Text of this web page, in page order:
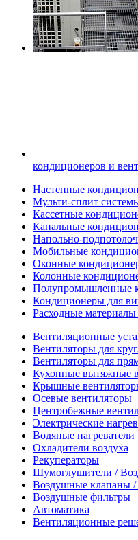
кондиционеров и
Настенные
Мульти-сплит
Кассетные
Канальные
Напольно-
Мобильные
Оконные
Колонные
Полупромышленные
Кондиционеры для
Расходные материалы
Вентиляционные
Вентиляторы для
Вентиляторы для
Кухонные вытяжные
Крышные
Осевые вентиляторы
Центробежные
Электрические
Водяные нагреватели
Охладители воздуха
Рекуператоры
Шумоглушители /
Воздушные клапаны
Воздушные фильтры
Автоматика
Вентиляционные